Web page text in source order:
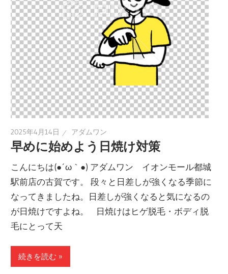
2025年4月14日 アダムワン
早めに始めよう日焼け対策
こんにちは(●´ω｀●) アダムワン イオンモール都城
駅前店の古賀です。 段々と日差しが強くなる季節に
なってきましたね。日差しが強くなると気になるの
が日焼けですよね。 日焼けはヒゲ脱毛・ボディ脱
毛にとって天
続きを読む »